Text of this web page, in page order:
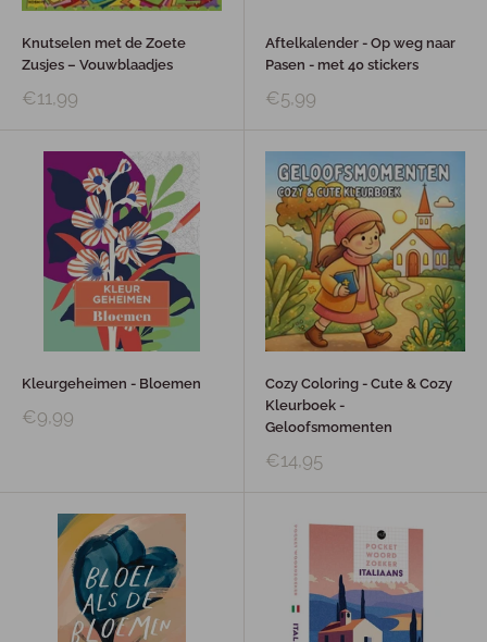
Knutselen met de Zoete
Zusjes – Vouwblaadjes
€11,99
Aftelkalender - Op weg naar
Pasen - met 40 stickers
€5,99
Kleurgeheimen - Bloemen
€9,99
Cozy Coloring - Cute & Cozy
Kleurboek -
Geloofsmomenten
€14,95